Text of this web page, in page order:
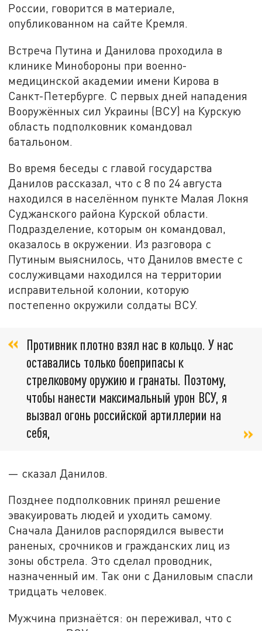
России, говорится в материале,
опубликованном на сайте Кремля.
Встреча Путина и Данилова проходила в
клинике Минобороны при военно-
медицинской академии имени Кирова в
Санкт-Петербурге. С первых дней нападения
Вооружённых сил Украины (ВСУ) на Курскую
область подполковник командовал
батальоном.
Во время беседы с главой государства
Данилов рассказал, что с 8 по 24 августа
находился в населённом пункте Малая Локня
Суджанского района Курской области.
Подразделение, которым он командовал,
оказалось в окружении. Из разговора с
Путиным выяснилось, что Данилов вместе с
сослуживцами находился на территории
исправительной колонии, которую
постепенно окружили солдаты ВСУ.
Противник плотно взял нас в кольцо. У нас
оставались только боеприпасы к
стрелковому оружию и гранаты. Поэтому,
чтобы нанести максимальный урон ВСУ, я
вызвал огонь российской артиллерии на
себя,
— сказал Данилов.
Позднее подполковник принял решение
эвакуировать людей и уходить самому.
Сначала Данилов распорядился вывести
раненых, срочников и гражданских лиц из
зоны обстрела. Это сделал проводник,
назначенный им. Так они с Даниловым спасли
тридцать человек.
Мужчина признаётся: он переживал, что с